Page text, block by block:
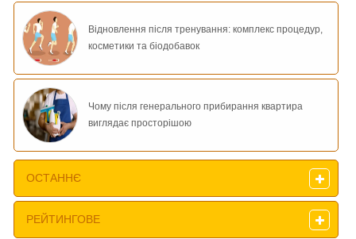
Відновлення після тренування: комплекс процедур,
косметики та біодобавок
Чому після генерального прибирання квартира
виглядає просторішою
ОСТАННЄ
РЕЙТИНГОВЕ